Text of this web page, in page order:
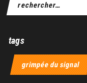
tags
grimpée du signal